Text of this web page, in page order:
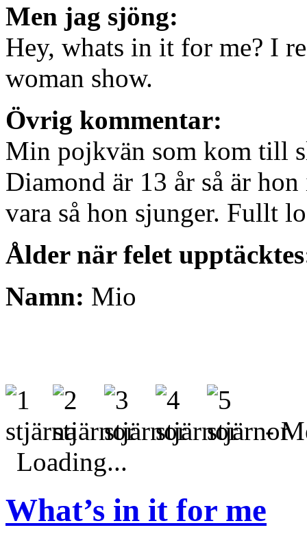
Men jag sjöng:
Hey, whats in it for me? I
woman show.
Övrig kommentar:
Min pojkvän som kom till
Diamond är 13 år så är
vara så hon sjunger. Fullt
Ålder när felet
Namn: Mio
-
Loading...
What’s in it for me